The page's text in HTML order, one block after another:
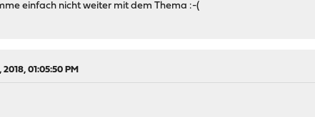
einfach nicht weiter mit dem Thema :-(
2018, 01:05:50 PM